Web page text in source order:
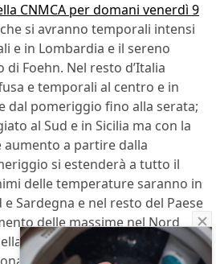
CNMCA per domani venerdì 9
si avranno temporali intensi
e in Lombardia e il sereno
Foehn. Nel resto d’Italia
e temporali al centro e in
dal pomeriggio fino alla serata;
al Sud e in Sicilia ma con la
a partire dalla
si estenderà a tutto il
delle temperature saranno in
Sardegna e nel resto del Paese
delle massime nel Nord
Calabria. Veniamo ai venti che